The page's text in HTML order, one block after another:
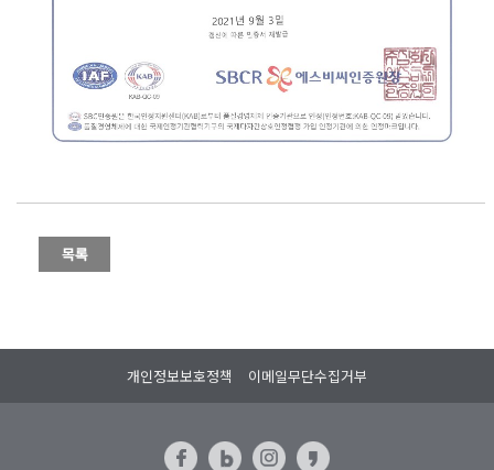
개인정보보호정책 이메일무단수집거부